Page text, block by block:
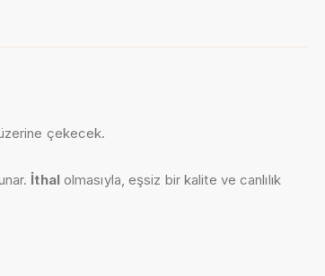
çekecek.
İthalolmasıyla, eşsiz bir kalite ve canlılık